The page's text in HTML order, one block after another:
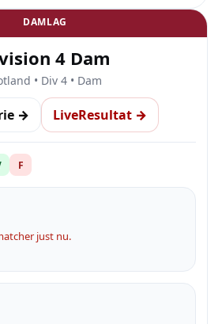
DAMLAG
4 Dam
• Div 4 • Dam
→ LiveResultat →
F
just nu.